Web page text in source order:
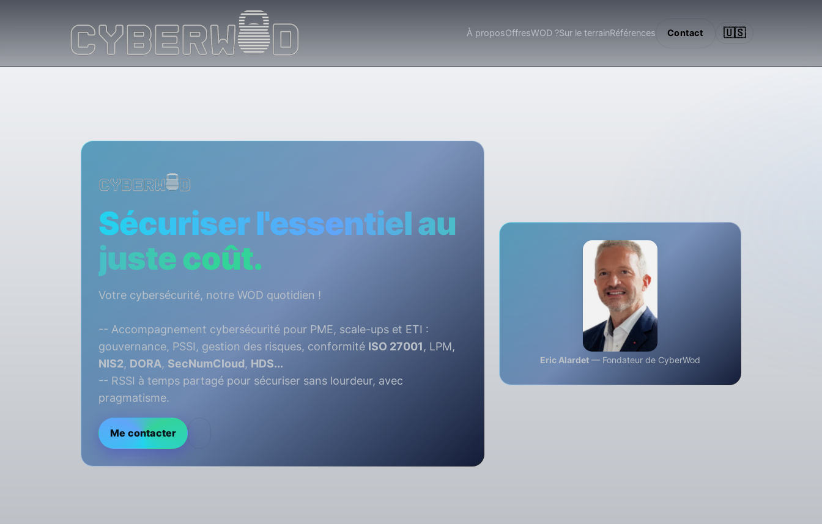
À proposOffresWOD ?Sur le terrainRéférences Contact 🇺🇸
Sécuriser l'essentiel au
juste coût.
Votre cybersécurité, notre WOD quotidien !
-- Accompagnement cybersécurité pour PME, scale-ups et ETI :
gouvernance, PSSI, gestion des risques, conformité ISO 27001, LPM,
NIS2, DORA, SecNumCloud, HDS...
-- RSSI à temps partagé pour sécuriser sans lourdeur, avec
pragmatisme.
Me contacter
Eric Alardet — Fondateur de CyberWod